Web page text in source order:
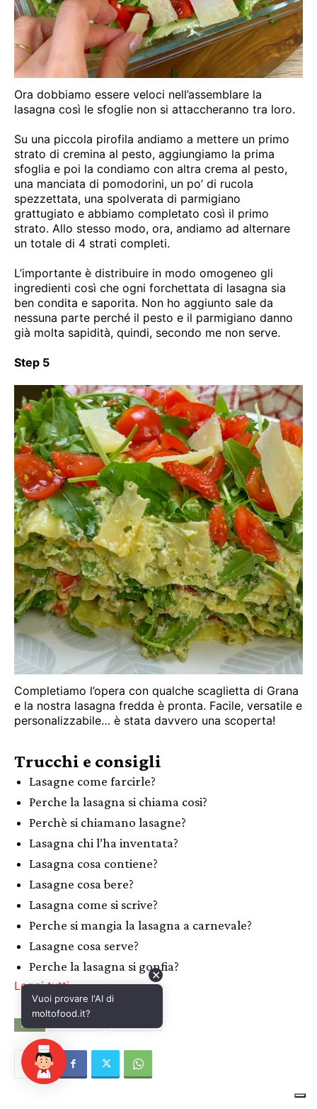
✕
Vuoi provare l'AI di
moltofood.it?